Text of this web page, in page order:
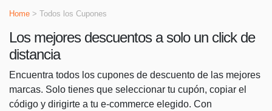
Home > Todos los Cupones
Los mejores descuentos a solo un click de
distancia
Encuentra todos los cupones de descuento de las mejores
marcas. Solo tienes que seleccionar tu cupón, copiar el
código y dirigirte a tu e-commerce elegido. Con